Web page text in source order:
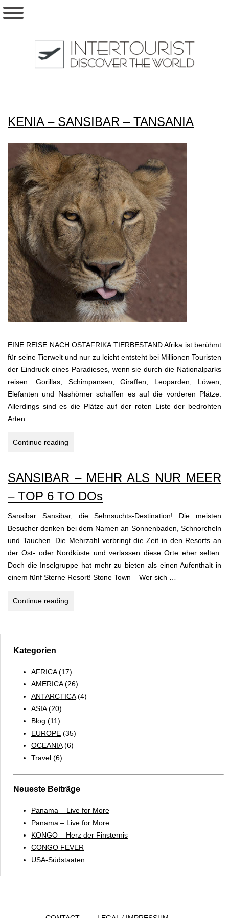
KENIA – SANSIBAR – TANSANIA
EINE REISE NACH OSTAFRIKA TIERBESTAND Afrika ist berühmt
für seine Tierwelt und nur zu leicht entsteht bei Millionen Touristen
der Eindruck eines Paradieses, wenn sie durch die Nationalparks
reisen. Gorillas, Schimpansen, Giraffen, Leoparden, Löwen,
Elefanten und Nashörner schaffen es auf die vorderen Plätze.
Allerdings sind es die Plätze auf der roten Liste der bedrohten
Arten. …
Continue reading
–
TANSANIA
SANSIBAR – MEHR ALS NUR MEER
– TOP 6 TO DOs
Sansibar Sansibar, die Sehnsuchts-Destination! Die meisten
Besucher denken bei dem Namen an Sonnenbaden, Schnorcheln
und Tauchen. Die Mehrzahl verbringt die Zeit in den Resorts an
der Ost- oder Nordküste und verlassen diese Orte eher selten.
Doch die Inselgruppe hat mehr zu bieten als einen Aufenthalt in
einem fünf Sterne Resort! Stone Town – Wer sich …
Continue reading
–
TOP
6
Kategorien
AFRICA(17)
AMERICA(26)
ANTARCTICA(4)
ASIA(20)
Blog (11)
EUROPE (35)
OCEANIA(6)
Travel (6)
Neueste Beiträge
Panama – Live for More
Panama – Live for More
KONGO – Herz der Finsternis
CONGO FEVER
USA-Südstaaten